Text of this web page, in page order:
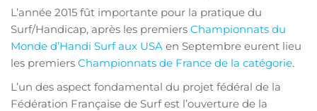
L’année 2015 fût importante pour la pratique du
Surf/Handicap, après les premiers Championnats du
Monde d’Handi Surf aux USA en Septembre eurent lieu
les premiers Championnats de France de la catégorie.
L’un des aspect fondamental du projet fédéral de la
Fédération Française de Surf est l’ouverture de la